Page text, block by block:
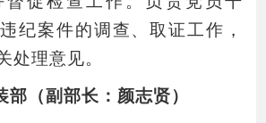
纪案件的调查、取证工作，
处理意见。
部（副部长：颜志贤）